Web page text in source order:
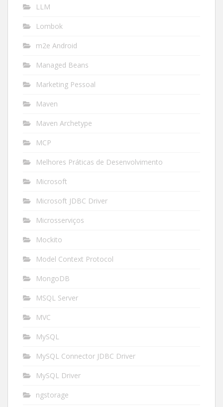
LLM
Lombok
m2e Android
Managed Beans
Marketing Pessoal
Maven
Maven Archetype
MCP
Melhores Práticas de Desenvolvimento
Microsoft
Microsoft JDBC Driver
Microsserviços
Mockito
Model Context Protocol
MongoDB
MSQL Server
MVC
MySQL
MySQL Connector JDBC Driver
MySQL Driver
ngstorage